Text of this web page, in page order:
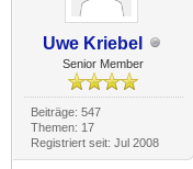
Uwe Kriebel
Senior Member
Beiträge: 547
Themen: 17
Registriert seit: Jul 2008